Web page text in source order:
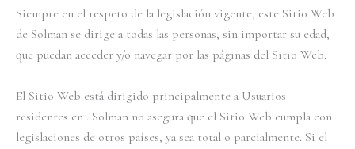
Siempre en el respeto de la legislación vigente, este Sitio Web
de Solman se dirige a todas las personas, sin importar su edad,
que puedan acceder y/o navegar por las páginas del Sitio Web.
El Sitio Web está dirigido principalmente a Usuarios
residentes en . Solman no asegura que el Sitio Web cumpla con
legislaciones de otros países, ya sea total o parcialmente. Si el